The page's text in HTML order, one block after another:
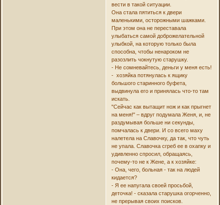
вести в такой ситуации.
Она стала пятиться к двери
маленькими, осторожными шажками.
При этом она не переставала
улыбаться самой доброжелательной
улыбкой, на которую только была
способна, чтобы ненароком не
разозлить чокнутую старушку.
- Не сомневайтесь, деньги у меня есть!
- хозяйка потянулась к ящику
большого старинного буфета,
выдвинула его и принялась что-то там
искать.
"Сейчас как вытащит нож и как прыгнет
на меня!" – вдруг подумала Женя, и, не
раздумывая больше ни секунды,
помчалась к двери. И со всего маху
налетела на Славочку, да так, что чуть
не упала. Славочка сгреб ее в охапку и
удивленно спросил, обращаясь,
почему-то не к Жене, а к хозяйке:
- Она, чего, больная - так на людей
кидается?
- Я ее напугала своей просьбой,
деточка! - сказала старушка огорченно,
не прерывая своих поисков.